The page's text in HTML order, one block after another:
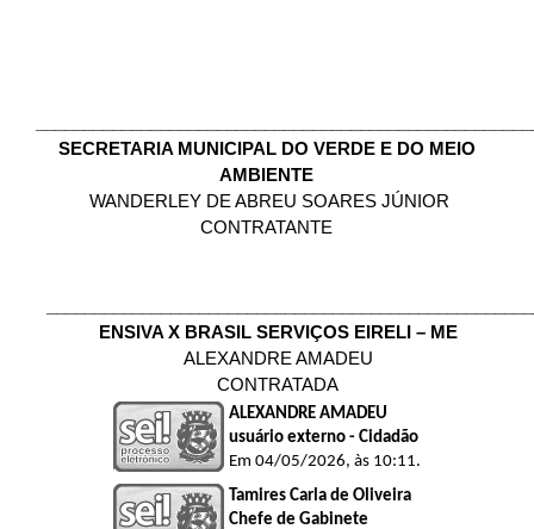
SECRETARIA MUNICIPAL DO VERDE E DO MEIO
AMBIENTE
WANDERLEY DE ABREU SOARES JÚNIOR
CONTRATANTE
ENSIVA X BRASIL SERVIÇOS EIRELI – ME
ALEXANDRE AMADEU
CONTRATADA
ALEXANDRE AMADEU
usuário externo - Cidadão
Em 04/05/2026, às 10:11.
Tamires Carla de Oliveira
Chefe de Gabinete